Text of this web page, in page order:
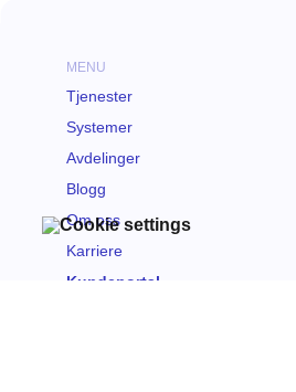
MENU
Tjenester
Systemer
Avdelinger
Blogg
Om oss
Karriere
Kundeportal